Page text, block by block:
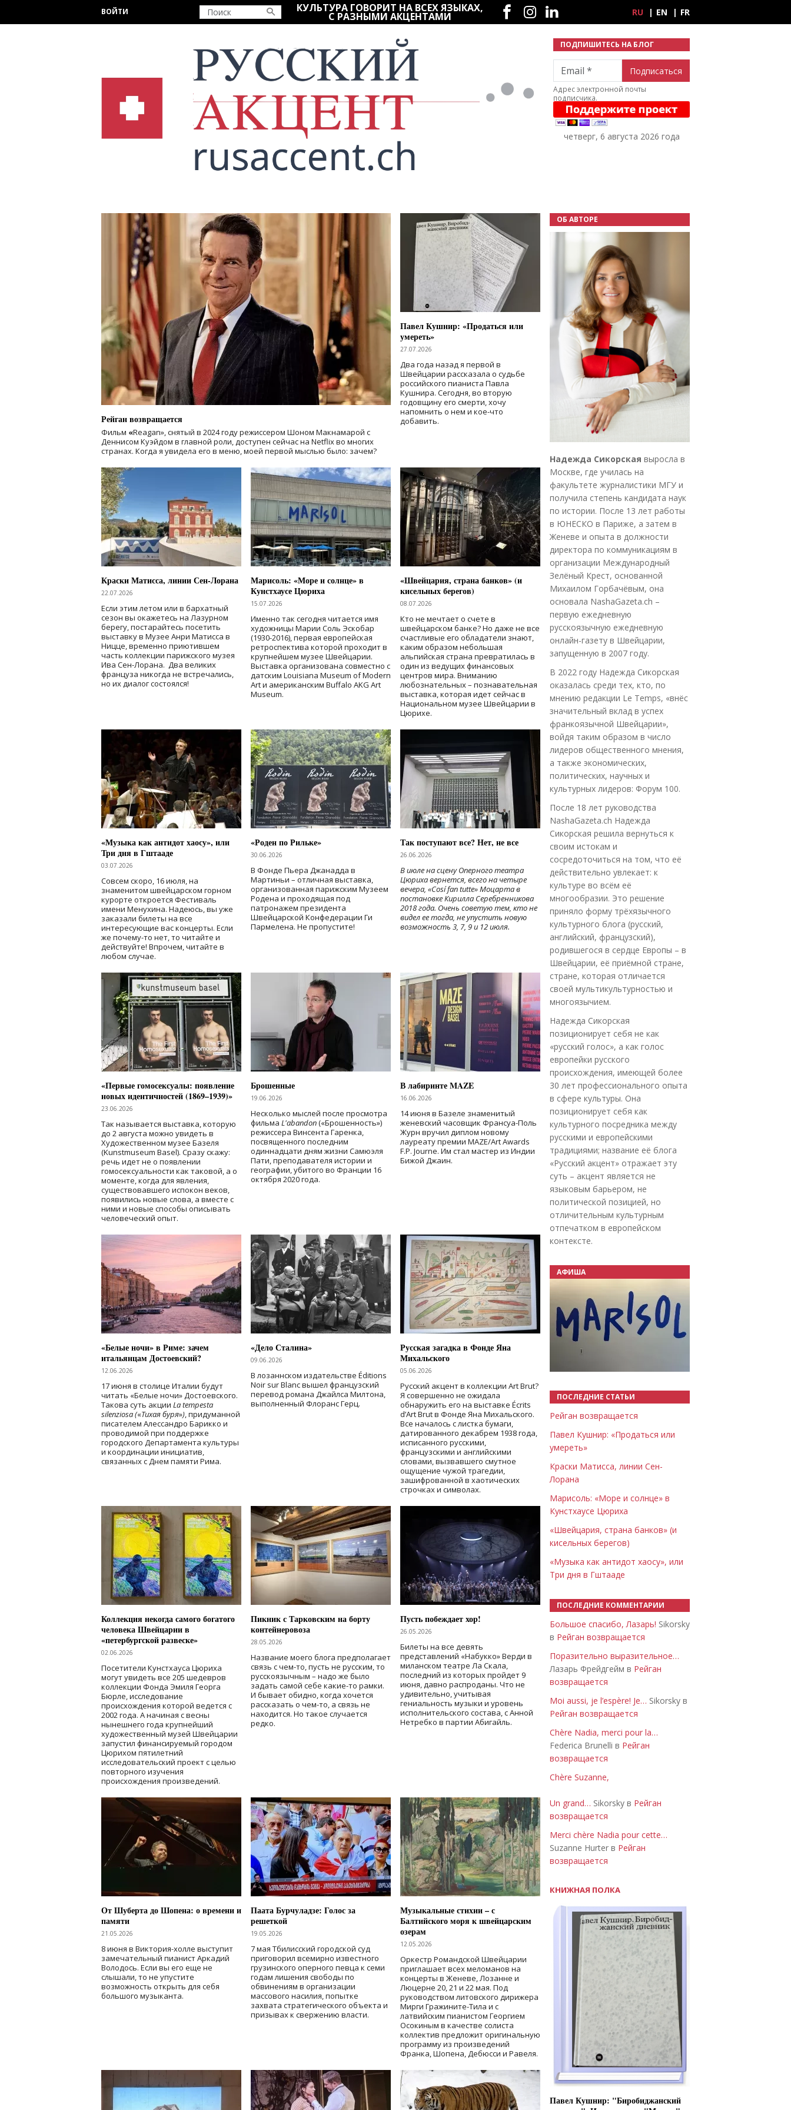
ВОЙТИ КУЛЬТУРА ГОВОРИТ НА ВСЕХ ЯЗЫКАХ,
С РАЗНЫМИ АКЦЕНТАМИ
Социальные сети
RU EN FR
ПОДПИШИТЕСЬ НА БЛОГ
Email
Адрес электронной почты
подписчика.
четверг, 6 августа 2026 года
Рейган возвращается
Фильм «Reagan», снятый в 2024 годурежиссером Шоном Макнамарой с
Деннисом Куэйдом в главной роли, доступен сейчас на Netflix во многих
странах. Когда я увидела его в меню, моей первой мыслью было: зачем?
Павел Кушнир: «Продаться или
умереть»
27.07.2026
Два года назад я первой в
Швейцарии рассказала о судьбе
российского пианиста Павла
Кушнира. Сегодня, во вторую
годовщину его смерти, хочу
напомнить о нем и кое-что
добавить.
Краски Матисса, линии Сен-Лорана
22.07.2026
Если этим летом или в бархатный
сезон вы окажетесь на Лазурном
берегу, постарайтесь посетить
выставку в Музее Анри Матисса в
Ницце, временно приютившем
часть коллекции парижского музея
Ива Сен-Лорана. Два великих
француза никогда не встречались,
но их диалог состоялся!
Марисоль: «Море и солнце» в
Кунстхаусе Цюриха
15.07.2026
Именно так сегодня читается имя
художницы Марии Соль Эскобар
(1930-2016), первая европейская
ретроспектива которой проходит в
крупнейшем музее Швейцарии.
Выставка организована совместно с
датским Louisiana Museum of Modern
Art и американским Buffalo AKG Art
Museum.
«Швейцария, страна банков» (и
кисельных берегов)
08.07.2026
Кто не мечтает о счете в
швейцарском банке? Но даже не все
счастливые его обладатели знают,
каким образом небольшая
альпийская страна превратилась в
один из ведущих финансовых
центров мира. Вниманию
любознательных – познавательная
выставка, которая идет сейчас в
Национальном музее Швейцарии в
Цюрихе.
«Музыка как антидот хаосу», или
Три дня в Гштааде
03.07.2026
Совсем скоро, 16 июля, на
знаменитом швейцарском горном
курорте откроется Фестиваль
имени Менухина. Надеюсь, вы уже
заказали билеты на все
интересующие вас концерты. Если
же почему-то нет, то читайте и
действуйте! Впрочем, читайте в
любом случае.
«Роден по Рильке»
30.06.2026
В Фонде Пьера Джанадда в
Мартиньи – отличная выставка,
организованная парижским Музеем
Родена и проходящая под
патронажем президента
Швейцарской Конфедерации Ги
Пармелена. Не пропустите!
Так поступают все? Нет, не все
26.06.2026
В июле на сцену Оперного театра
Цюриха вернется, всего на четыре
вечера, «Cosí fan tutte» Моцарта в
постановке Кирилла Серебренникова
2018 года. Очень советую тем, кто не
видел ее тогда, не упустить новую
возможность 3, 7, 9 и 12 июля.
«Первые гомосексуалы: появление
новых идентичностей (1869–1939)»
23.06.2026
Так называется выставка, которую
до 2 августа можно увидеть в
Художественном музее Базеля
(Kunstmuseum Basel). Сразу скажу:
речь идет не о появлении
гомосексуальности как таковой, а о
моменте, когда для явления,
существовавшего испокон веков,
появились новые слова, а вместе с
ними и новые способы описывать
человеческий опыт.
Брошенные
19.06.2026
Несколько мыслей после просмотра
фильма L'abandon(«Брошенность»)
режиссера Винсента Гаренка,
посвященного последним
одиннадцати дням жизни Самюэля
Пати, преподавателя истории и
географии, убитого во Франции 16
октября 2020 года.
В лабиринте MAZE
16.06.2026
14 июня в Базеле знаменитый
женевский часовщик Франсуа-Поль
Журн вручил диплом новому
лауреату премии MAZE/Art Awards
F.P. Journe. Им стал мастер из Индии
Бижой Джаин.
«Белые ночи» в Риме: зачем
итальянцам Достоевский?
12.06.2026
17 июня в столице Италии будут
читать «Белые ночи» Достоевского.
Такова суть акции La tempesta
silenziosa («Тихая буря»), придуманной
писателем Алессандро Барикко и
проводимой при поддержке
городского Департамента культуры
и координации инициатив,
связанных с Днем памяти Рима.
«Дело Сталина»
09.06.2026
В лозаннском издательстве Éditions
Noir sur Blanc вышел французский
перевод романа Джайлса Милтона,
выполненный Флоранс Герц.
Русская загадка в Фонде Яна
Михальского
05.06.2026
Русский акцент в коллекции Art Brut?
Я совершенно не ожидала
обнаружить его на выставке Écrits
d’Art Brut в Фонде Яна Михальского.
Все началось с листка бумаги,
датированного декабрем 1938 года,
исписанного русскими,
французскими и английскими
словами, вызвавшего смутное
ощущение чужой трагедии,
зашифрованной в хаотических
строчках и символах.
Коллекция некогда самого богатого
человека Швейцарии в
«петербургской развеске»
02.06.2026
Посетители Кунстхауса Цюриха
могут увидеть все 205 шедевров
коллекции Фонда Эмиля Георга
Бюрле, исследование
происхождения которой ведется с
2002 года. А начиная с весны
нынешнего года крупнейший
художественный музей Швейцарии
запустил финансируемый городом
Цюрихом пятилетний
исследовательский проект с целью
повторного изучения
происхождения произведений.
Пикник с Тарковским на борту
контейнеровоза
28.05.2026
Название моего блога предполагает
связь с чем-то, пусть не русским, то
русскоязычным – надо же было
задать самой себе какие-то рамки.
И бывает обидно, когда хочется
рассказать о чем-то, а связь не
находится. Но такое случается
редко.
Пусть побеждает хор!
26.05.2026
Билеты на все девять
представлений «Набукко» Верди в
миланском театре Ла Скала,
последний из которых пройдет 9
июня, давно распроданы. Что не
удивительно, учитывая
гениальность музыки и уровень
исполнительского состава, с Анной
Нетребко в партии Абигайль.
От Шуберта до Шопена: о времени и
памяти
21.05.2026
8 июня в Виктория-холле выступит
замечательный пианист Аркадий
Володось. Если вы его еще не
слышали, то не упустите
возможность открыть для себя
большого музыканта.
Паата Бурчуладзе: Голос за
решеткой
19.05.2026
7 мая Тбилисский городской суд
приговорил всемирно известного
грузинского оперного певца к семи
годам лишения свободы по
обвинениям в организации
массового насилия, попытке
захвата стратегического объекта и
призывах к свержению власти.
Музыкальные стихии – с
Балтийского моря к швейцарским
озерам
12.05.2026
Оркестр Романдской Швейцарии
приглашает всех меломанов на
концерты в Женеве, Лозанне и
Люцерне 20, 21 и 22 мая. Под
руководством литовского дирижера
Мирги Гражините-Тила и с
латвийским пианистом Георгием
Осокиным в качестве солиста
коллектив предложит оригинальную
программу из произведений
Франка, Шопена, Дебюсси и Равеля.
ОБ АВТОРЕ
Надежда Сикорская выросла в
Москве, где училась на
факультете журналистики МГУ и
получила степень кандидата наук
по истории. После 13 лет работы
в ЮНЕСКО в Париже, а затем в
Женеве и опыта в должности
директора по коммуникациям в
организации Международный
Зелёный Крест, основанной
Михаилом Горбачёвым, она
основала NashaGazeta.ch –
первую ежедневную
русскоязычную ежедневную
онлайн-газету в Швейцарии,
запущенную в 2007 году.
В 2022 году Надежда Сикорская
оказалась среди тех, кто, по
мнению редакции Le Temps, «внёс
значительный вклад в успех
франкоязычной Швейцарии»,
войдя таким образом в число
лидеров общественного мнения,
а также экономических,
политических, научных и
культурных лидеров: Форум 100.
После 18 лет руководства
NashaGazeta.ch Надежда
Сикорская решила вернуться к
своим истокам и
сосредоточиться на том, что её
действительно увлекает: к
культуре во всём её
многообразии. Это решение
приняло форму трёхязычного
культурного блога (русский,
английский, французский),
родившегося в сердце Европы – в
Швейцарии, её приёмной стране,
стране, которая отличается
своей мультикультурностью и
многоязычием.
Надежда Сикорская
позиционирует себя не как
«русский голос», а как голос
европейки русского
происхождения, имеющей более
30 лет профессионального опыта
в сфере культуры. Она
позиционирует себя как
культурного посредника между
русскими и европейскими
традициями; название её блога
«Русский акцент» отражает эту
суть – акцент является не
языковым барьером, не
политической позицией, но
отличительным культурным
отпечатком в европейском
контексте.
АФИША
ПОСЛЕДНИЕ СТАТЬИ
Рейган возвращается
Павел Кушнир: «Продаться или
умереть»
Краски Матисса, линии Сен-
Лорана
Марисоль: «Море и солнце» в
Кунстхаусе Цюриха
«Швейцария, страна банков» (и
кисельных берегов)
«Музыка как антидот хаосу», или
Три дня в Гштааде
ПОСЛЕДНИЕ КОММЕНТАРИИ
Большое спасибо, Лазарь! Sikorsky
в Рейган возвращается
Поразительно выразительное…
Лазарь Фрейдгейм в Рейган
возвращается
Moi aussi, je l’espère! Je… Sikorsky в
Рейган возвращается
Chère Nadia, merci pour la…
Federica Brunelli в Рейган
возвращается
Chère Suzanne,
Un grand… Sikorsky в Рейган
возвращается
Merci chère Nadia pour cette…
Suzanne Hurter в Рейган
возвращается
КНИЖНАЯ ПОЛКА
Павел Кушнир: "Биробиджанский